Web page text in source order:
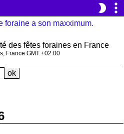
brightness_2 more_vert
des fêtes foraines en France
France GMT +02:00